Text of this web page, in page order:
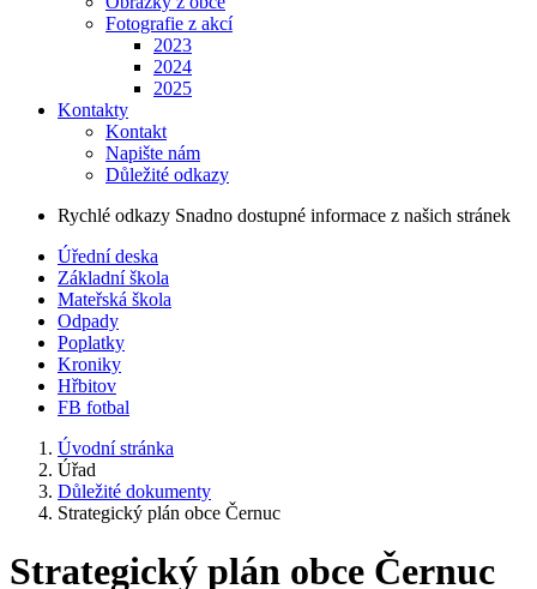
Fotografie z akcí
2023
2024
2025
Kontakty
Kontakt
Napište nám
Důležité odkazy
Rychlé odkazy Snadno dostupné informace z našich stránek
Úřední deska
Základní škola
Mateřská škola
Odpady
Poplatky
Kroniky
Hřbitov
FB fotbal
Úvodní stránka
Úřad
Důležité dokumenty
Strategický plán obce Černuc
Strategický plán obce Černuc